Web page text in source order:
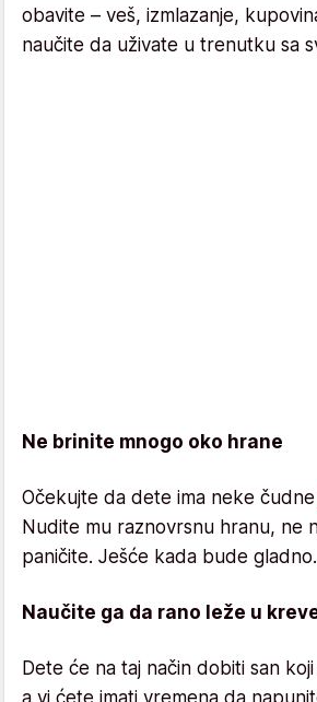
obavite – veš, izmlazanje,
naučite da uživate u trenutku sa
Ne brinite mnogo oko hrane
Očekujte da dete ima neke čudne
Nudite mu raznovrsnu hranu, ne
paničite. Ješće kada bude gladno.
Naučite ga da rano leže u
Dete će na taj način dobiti san
a vi ćete imati vremena da